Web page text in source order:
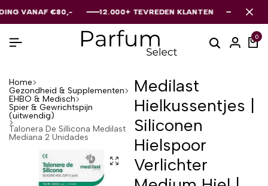
VANAF €80,- 12.000+ TEVREDEN KLANTEN
VANAF €80,- 12.000+ TEVREDEN KLANTEN
VANAF €80,- 12.000+ TEVREDEN KLANTEN
0
Home
Gezondheid & Supplementen
EHBO & Medisch
Spier & Gewrichtspijn
(uitwendig)
Talonera De Sillicona Medilast
Mediana 2 Unidades
Medilast
Hielkussentjes |
Siliconen
Hielspoor
Verlichter